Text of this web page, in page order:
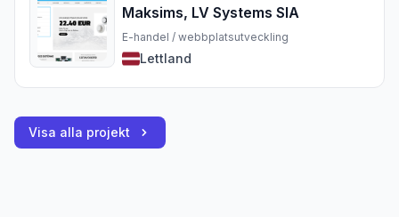
Maksims, LV Systems SIA
E-handel / webbplatsutveckling
Lettland
Visa alla projekt